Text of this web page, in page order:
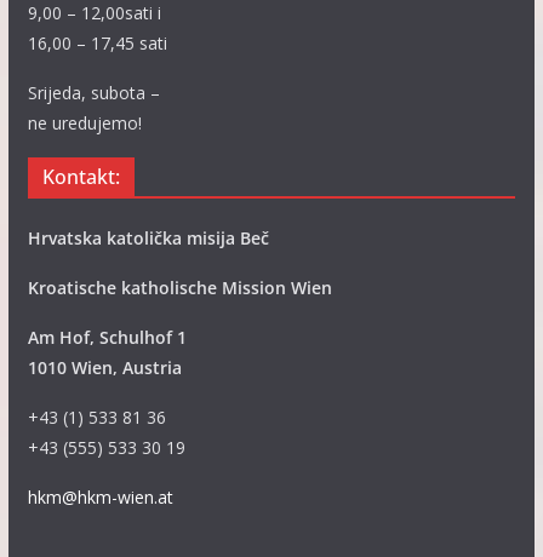
9,00 – 12,00sati i
16,00 – 17,45 sati
Srijeda, subota –
ne uredujemo!
Kontakt:
Hrvatska katolička misija Beč
Kroatische katholische Mission Wien
Am Hof, Schulhof 1
1010 Wien, Austria
+43 (1) 533 81 36
+43 (555) 533 30 19
hkm@hkm-wien.at